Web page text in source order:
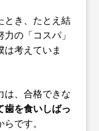
とき、たとえ結
の「コスパ」
考えていま
は、合格できな
歯を食いしばっ
です。